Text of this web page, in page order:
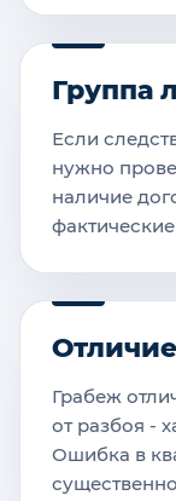
Группа
Если
нужно
наличие
Грабеж
от разбоя -
Ошибка в